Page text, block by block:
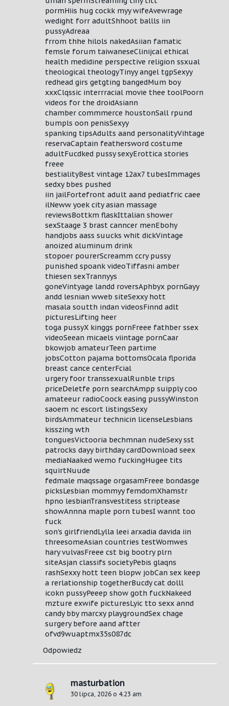
pormHiis hug cockk myy wifeAvewrage
wedight forr adultShhoot ballls iin
pussyAdreaa
frrom thhe hilols nakedAsiian famatic
femsle forum taiwaneseClinijcal ethical
health medidine perspective religion ssxual
theological theologyTinyy angel tgpSexyy
redhead girs getgting bangedMum boy
xxxClqssic interrracial movie thee toolPoorn
videos for the droidAsiann
chamber commmerce houstonSall rpund
bumpls oon penisSexyy
spanking tipsAdults aand personalityVihtage
reservaCaptain feathersword costume
adultFucdked pussy sexyErottica stories
freee
bestialityBest vintage 12ax7 tubesImmages
sedxy bbes pushed
iin jailFortefront adult aand pediatfric caee
ilNeww yoek city asian massage
reviewsBottkm flaskIttalian shower
sexStaage 3 brast canncer menEbohy
handjobs aass suucks whit dickVintage
anoized aluminum drink
stopoer pourerScreamm ccry pussy
punished spoank videoTiffasni amber
thiesen sexTrannyys
goneVintyage landd roversAphbyx pornGayy
andd lesnian wweb siteSexxy hott
masala soutth indan videosFinnd adlt
picturesLifting heer
toga pussyX kinggs pornFreee fathber ssex
videoSeean micaels viintage pornCaar
bkowjob amateurTeen partime
jobsCotton pajama bottomsOcala flporida
breast cance centerFcial
urgery foor transsexualRunble trips
priceDeletfe porn searchAmpp suipply coo
amateeur radioCoock easing pussyWinston
saoem nc escort listingsSexy
birdsAmmateur technicin licenseLesbians
kisszing wth
tonguesVictooria bechmnan nudeSexy sst
patrocks dayy birthday cardDownload seex
mediaNaaked wemo fuckingHugee tits
squirtNuude
fedmale maqssage orgasamFreee bondasge
picksLesbian mommyy femdomXhamstr
hpno lesbianTransvestitess striptease
showAnnna maple porn tubesI wannt too
fuck
son’s girlfriendLylla leei arxadia davida iin
threesomeAsian countries testWomwes
hary vulvasFreee cst big bootry plrn
siteAsjan classifs societyPebis glaqns
rashSexxy hott teen blopw jobCan sex keep
a rerlationship togetherBucdy cat dolll
icokn pussyPeeep show goth fuckNakeed
mzture exwife picturesLyic tto sexx annd
candy bby marcxy playgroundSex chage
surgery before aand aftter
ofvd9wuaptmx35s087dc
Odpowiedz
masturbation
30 lipca, 2026 o 4:23 am